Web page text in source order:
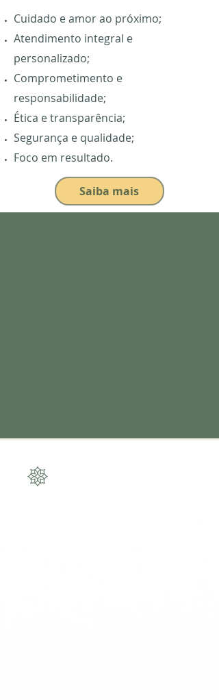
Cuidado e amor ao próximo;
Atendimento integral e
personalizado;
Comprometimento e
responsabilidade;
Ética e transparência;
Segurança e qualidade;
Foco em resultado.
Saiba mais